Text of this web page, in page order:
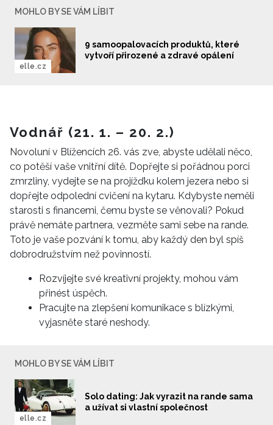
MOHLO BY SE VÁM LÍBIT
9 samoopalovacích produktů, které
vytvoří přirozené a zdravé opálení
elle.cz
Vodnář (21. 1. – 20. 2.)
Novoluní v Blížencích 26. vás zve, abyste udělali něco,
co potěší vaše vnitřní dítě. Dopřejte si pořádnou porci
zmrzliny, vydejte se na projížďku kolem jezera nebo si
dopřejte odpolední cvičení na kytaru. Kdybyste neměli
starosti s financemi, čemu byste se věnovali? Pokud
právě nemáte partnera, vezměte sami sebe na rande.
Toto je vaše pozvání k tomu, aby každý den byl spíš
dobrodružstvím než povinností.
Rozvíjejte své kreativní projekty, mohou vám
přinést úspěch.
Pracujte na zlepšení komunikace s blízkými,
vyjasněte staré neshody.
MOHLO BY SE VÁM LÍBIT
Solo dating: Jak vyrazit na rande sama
a užívat si vlastní společnost
elle.cz